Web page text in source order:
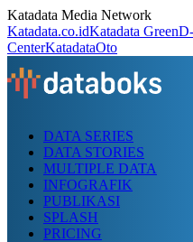
Katadata Media Network
Katadata.co.idKatadata Green
CenterKatadataOto
DATA SERIES
DATA STORIES
MULTIPLE DATA
INFOGRAFIK
PUBLIKASI
SPLASH
PRICING